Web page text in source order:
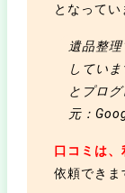
となってい
遺品整
してい
とプロ
元：
口コミは
依頼できま